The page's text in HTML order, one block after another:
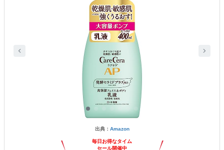
出典： Amazon
毎日お得なタイム
セール開催中